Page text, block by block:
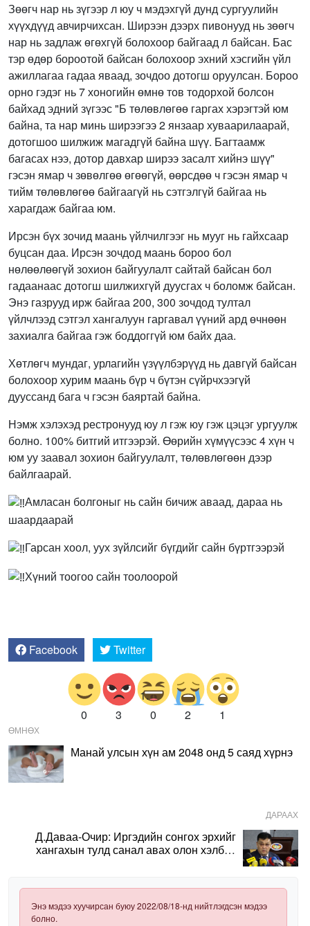
Зөөгч нар нь зүгээр л юу ч мэдэхгүй дунд сургуулийн
хүүхдүүд авчирчихсан. Ширээн дээрх пивонууд нь зөөгч
нар нь задлаж өгөхгүй болохоор байгаад л байсан. Бас
тэр өдөр бороотой байсан болохоор эхний хэсгийн үйл
ажиллагаа гадаа яваад, зочдоо дотогш оруулсан. Бороо
орно гэдэг нь 7 хоногийн өмнө тов тодорхой болсон
байхад эдний зүгээс "Б төлөвлөгөө гаргах хэрэгтэй юм
байна, та нар минь ширээгээ 2 янзаар хуваарилаарай,
дотогшоо шилжиж магадгүй байна шүү. Багтаамж
багасах нээ, дотор давхар ширээ засалт хийнэ шүү"
гэсэн ямар ч зөвөлгөө өгөөгүй, өөрсдөө ч гэсэн ямар ч
тийм төлөвлөгөө байгаагүй нь сэтгэлгүй байгаа нь
харагдаж байгаа юм.
Ирсэн бүх зочид маань үйлчилгээг нь мууг нь гайхсаар
буцсан даа. Ирсэн зочдод маань бороо бол
нөлөөлөөгүй зохион байгуулалт сайтай байсан бол
гадаанаас дотогш шилжихгүй дуусгах ч боломж байсан.
Энэ газрууд ирж байгаа 200, 300 зочдод тултал
үйлчлээд сэтгэл хангалуун гаргавал үүний ард өчнөөн
захиалга байгаа гэж боддоггүй юм байх даа.
Хөтлөгч мундаг, урлагийн үзүүлбэрүүд нь давгүй байсан
болохоор хурим маань бүр ч бүтэн сүйрчхээгүй
дууссанд бага ч гэсэн баяртай байна.
Нэмж хэлэхэд рестронууд юу л гэж юу гэж цэцэг ургуулж
болно. 100% битгий итгээрэй. Өөрийн хүмүүсээс 4 хүн ч
юм уу заавал зохион байгуулалт, төлөвлөгөөн дээр
байлгаарай.
Амласан болгоныг нь сайн бичиж аваад, дараа нь
шаардаарай
Гарсан хоол, уух зүйлсийг бүгдийг сайн бүртгээрэй
Хүний тоогоо сайн тоолоорой
Facebook Twitter
0 3 0 2 1
ӨМНӨХ
Манай улсын хүн ам 2048 онд 5 саяд хүрнэ
ДАРААХ
Д.Даваа-Очир: Иргэдийн сонгох эрхийг
хангахын тулд санал авах олон хэлбэр
Энэ мэдээ хуучирсан буюу 2022/08/18-нд нийтлэгдсэн мэдээ
болно.